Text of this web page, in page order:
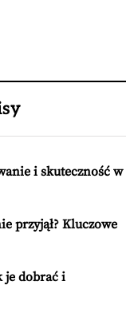
i skuteczność w
przyjął? Kluczowe
je dobrać i